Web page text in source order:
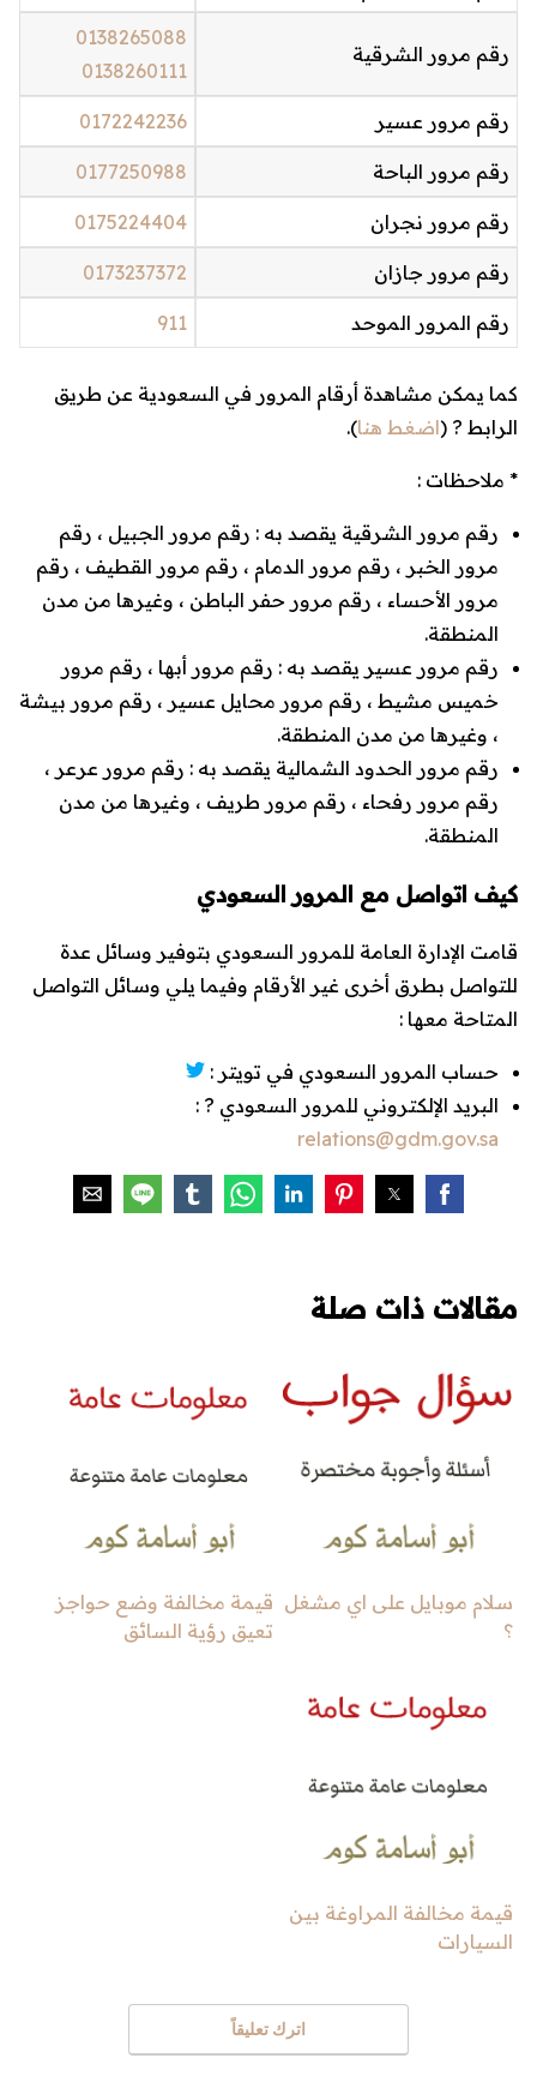
رقم مرور الشرقية
0138265088
0138260111
رقم مرور عسير 0172242236
رقم مرور الباحة 0177250988
رقم مرور نجران 0175224404
رقم مرور جازان 0173237372
رقم المرور الموحد 911
كما يمكن مشاهدة أرقام المرور في السعودية عن طريق
الرابط ? (اضغط هنا).
* ملاحظات :
رقم مرور الشرقية يقصد به : رقم مرور الجبيل ، رقم
مرور الخبر ، رقم مرور الدمام ، رقم مرور القطيف ، رقم
مرور الأحساء ، رقم مرور حفر الباطن ، وغيرها من مدن
المنطقة.
رقم مرور عسير يقصد به : رقم مرور أبها ، رقم مرور
خميس مشيط ، رقم مرور محايل عسير ، رقم مرور بيشة
، وغيرها من مدن المنطقة.
رقم مرور الحدود الشمالية يقصد به : رقم مرور عرعر ،
رقم مرور رفحاء ، رقم مرور طريف ، وغيرها من مدن
المنطقة.
كيف اتواصل مع المرور السعودي
قامت الإدارة العامة للمرور السعودي بتوفير وسائل عدة
للتواصل بطرق أخرى غير الأرقام وفيما يلي وسائل التواصل
المتاحة معها :
حساب المرور السعودي في تويتر :
البريد الإلكتروني للمرور السعودي ? :
relations@gdm.gov.sa
مقالات ذات صلة
سلام موبايل على اي مشغل
؟
قيمة مخالفة وضع حواجز
تعيق رؤية السائق
قيمة مخالفة المراوغة بين
السيارات
اترك تعليقاً